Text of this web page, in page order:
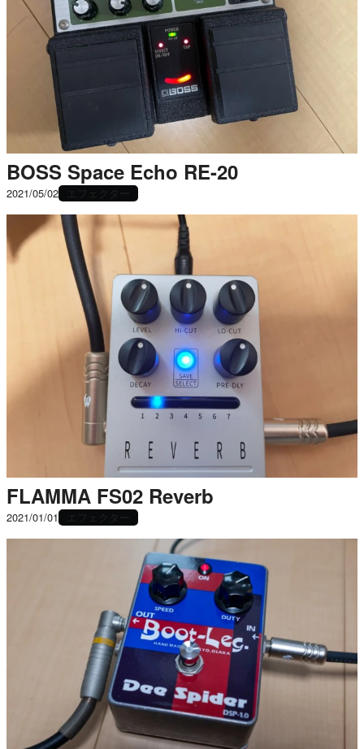
BOSS Space Echo RE-20
2021/05/02 エフェクター
FLAMMA FS02 Reverb
2021/01/01 エフェクター